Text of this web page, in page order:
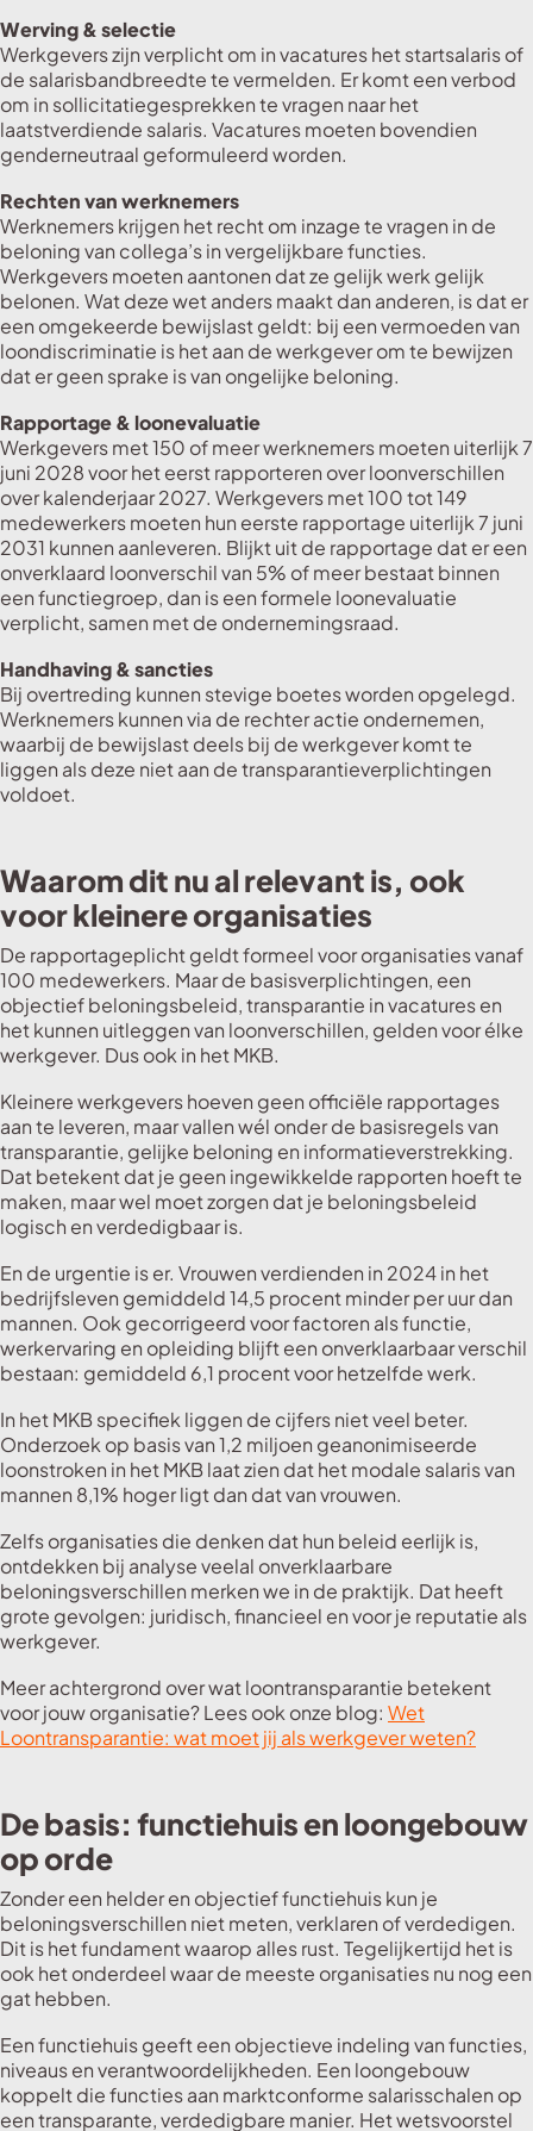
Werving & selectie
Werkgevers zijn verplicht om in vacatures het startsalaris of
de salarisbandbreedte te vermelden. Er komt een verbod
om in sollicitatiegesprekken te vragen naar het
laatstverdiende salaris. Vacatures moeten bovendien
genderneutraal geformuleerd worden.
Rechten van werknemers
Werknemers krijgen het recht om inzage te vragen in de
beloning van collega’s in vergelijkbare functies.
Werkgevers moeten aantonen dat ze gelijk werk gelijk
belonen. Wat deze wet anders maakt dan anderen, is dat er
een omgekeerde bewijslast geldt: bij een vermoeden van
loondiscriminatie is het aan de werkgever om te bewijzen
dat er geen sprake is van ongelijke beloning.
Rapportage & loonevaluatie
Werkgevers met 150 of meer werknemers moeten uiterlijk 7
juni 2028 voor het eerst rapporteren over loonverschillen
over kalenderjaar 2027. Werkgevers met 100 tot 149
medewerkers moeten hun eerste rapportage uiterlijk 7 juni
2031 kunnen aanleveren. Blijkt uit de rapportage dat er een
onverklaard loonverschil van 5% of meer bestaat binnen
een functiegroep, dan is een formele loonevaluatie
verplicht, samen met de ondernemingsraad.
Handhaving & sancties
Bij overtreding kunnen stevige boetes worden opgelegd.
Werknemers kunnen via de rechter actie ondernemen,
waarbij de bewijslast deels bij de werkgever komt te
liggen als deze niet aan de transparantieverplichtingen
voldoet.
Waarom dit nu al relevant is, ook
voor kleinere organisaties
De rapportageplicht geldt formeel voor organisaties vanaf
100 medewerkers. Maar de basisverplichtingen, een
objectief beloningsbeleid, transparantie in vacatures en
het kunnen uitleggen van loonverschillen, gelden voor élke
werkgever. Dus ook in het MKB.
Kleinere werkgevers hoeven geen officiële rapportages
aan te leveren, maar vallen wél onder de basisregels van
transparantie, gelijke beloning en informatieverstrekking.
Dat betekent dat je geen ingewikkelde rapporten hoeft te
maken, maar wel moet zorgen dat je beloningsbeleid
logisch en verdedigbaar is.
En de urgentie is er. Vrouwen verdienden in 2024 in het
bedrijfsleven gemiddeld 14,5 procent minder per uur dan
mannen. Ook gecorrigeerd voor factoren als functie,
werkervaring en opleiding blijft een onverklaarbaar verschil
bestaan: gemiddeld 6,1 procent voor hetzelfde werk.
In het MKB specifiek liggen de cijfers niet veel beter.
Onderzoek op basis van 1,2 miljoen geanonimiseerde
loonstroken in het MKB laat zien dat het modale salaris van
mannen 8,1% hoger ligt dan dat van vrouwen.
Zelfs organisaties die denken dat hun beleid eerlijk is,
ontdekken bij analyse veelal onverklaarbare
beloningsverschillen merken we in de praktijk. Dat heeft
grote gevolgen: juridisch, financieel en voor je reputatie als
werkgever.
Meer achtergrond over wat loontransparantie betekent
voor jouw organisatie? Lees ook onze blog: Wet
Loontransparantie: wat moet jij als werkgever weten?
De basis: functiehuis en loongebouw
op orde
Zonder een helder en objectief functiehuis kun je
beloningsverschillen niet meten, verklaren of verdedigen.
Dit is het fundament waarop alles rust. Tegelijkertijd het is
ook het onderdeel waar de meeste organisaties nu nog een
gat hebben.
Een functiehuis geeft een objectieve indeling van functies,
niveaus en verantwoordelijkheden. Een loongebouw
koppelt die functies aan marktconforme salarisschalen op
een transparante, verdedigbare manier. Het wetsvoorstel